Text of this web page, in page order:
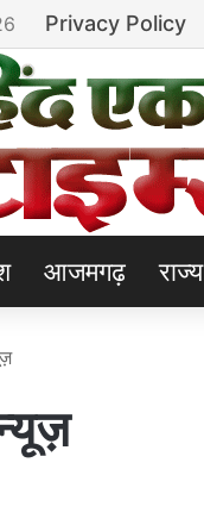
Privacy Policy
आजमगढ़ राज्य